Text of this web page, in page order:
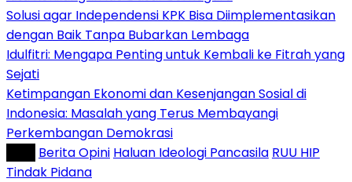
Solusi agar Independensi KPK Bisa Diimplementasikan
dengan Baik Tanpa Bubarkan Lembaga
Idulfitri: Mengapa Penting untuk Kembali ke Fitrah yang
Sejati
Ketimpangan Ekonomi dan Kesenjangan Sosial di
Indonesia: Masalah yang Terus Membayangi
Perkembangan Demokrasi
Berita Opini Haluan Ideologi Pancasila RUU HIP
Tindak Pidana